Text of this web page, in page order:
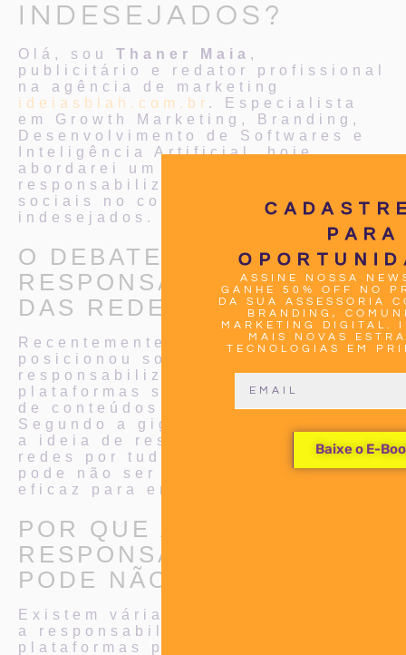
INDESEJADOS?
Olá, sou Thaner Maia ,
publicitário e redator profissional
na agência de marketing
ideiasblah.com.br . Especialista
em Growth Marketing, Branding,
Desenvolvimento de Softwares e
Inteligência Artificial, hoje
abordarei um tema controverso: a
responsabilização das redes
sociais no combate a conteúdos
indesejados.
O DEBATE SOBRE A
RESPONSABILIZAÇÃO
DAS REDES
Recentemente, o Google se
posicionou sobre a eficácia da
responsabilização das
plataformas sociais na mitigação
de conteúdos indesejados.
Segundo a gigante da tecnologia,
a ideia de responsabilizar as
redes por tudo o que é postado
pode não ser a solução mais
eficaz para enfrentar o problema.
POR QUE A
RESPONSABILIZAÇÃO
PODE NÃO FUNCIONAR?
Existem várias razões pelas quais
a responsabilização direta das
plataformas pode não resolver o
PARA
ASSINE NOSSA
GANHE 50% OFF NO
DA SUA ASSESSORIA
BRANDING,
MARKETING DIGITAL.
MAIS NOVAS
TECNOLOGIAS EM
Baixe o E-